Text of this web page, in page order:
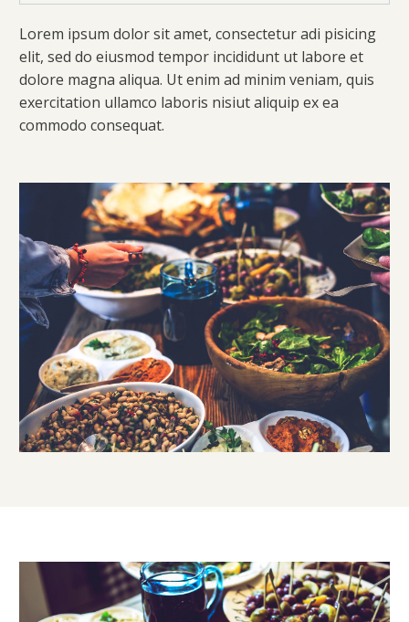
Lorem ipsum dolor sit amet, consectetur adi pisicing
elit, sed do eiusmod tempor incididunt ut labore et
dolore magna aliqua. Ut enim ad minim veniam, quis
exercitation ullamco laboris nisiut aliquip ex ea
commodo consequat.